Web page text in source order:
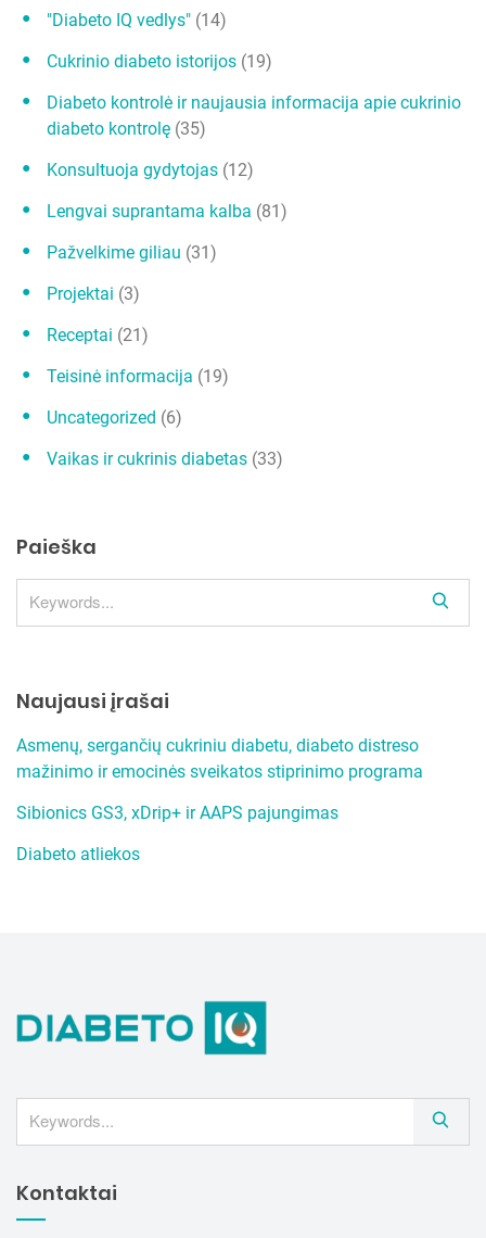
a
š
"Diabeto IQ vedlys" (14)
Cukrinio diabeto istorijos (19)
Diabeto kontrolė ir naujausia informacija apie cukrinio
diabeto kontrolę (35)
Konsultuoja gydytojas (12)
Lengvai suprantama kalba (81)
Pažvelkime giliau (31)
Projektai (3)
Receptai (21)
Teisinė informacija (19)
Uncategorized (6)
Vaikas ir cukrinis diabetas (33)
Paieška
e
Naujausi įrašai
Asmenų, sergančių cukriniu diabetu, diabeto distreso
mažinimo ir emocinės sveikatos stiprinimo programa
Sibionics GS3, xDrip+ ir AAPS pajungimas
Diabeto atliekos
e
Kontaktai